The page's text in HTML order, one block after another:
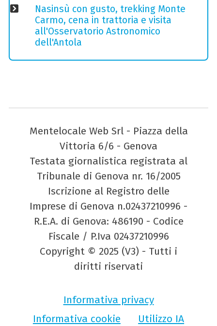
Nasinsù con gusto, trekking Monte
Carmo, cena in trattoria e visita
all'Osservatorio Astronomico
dell'Antola
Mentelocale Web Srl - Piazza della
Vittoria 6/6 - Genova
Testata giornalistica registrata al
Tribunale di Genova nr. 16/2005
Iscrizione al Registro delle
Imprese di Genova n.02437210996 -
R.E.A. di Genova: 486190 - Codice
Fiscale / P.Iva 02437210996
Copyright © 2025 (V3) - Tutti i
diritti riservati
Informativa privacy
Informativa cookie
Utilizzo IA